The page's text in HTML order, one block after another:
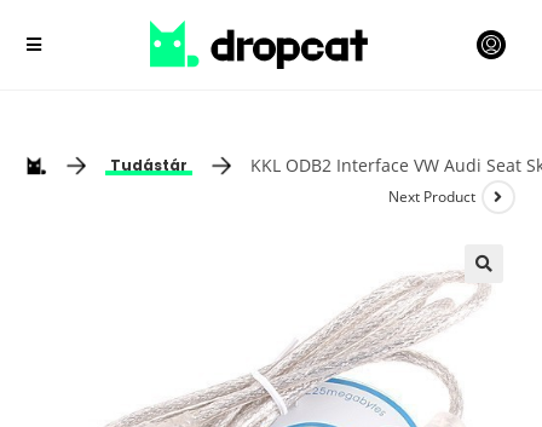
Tudástár KKL ODB2 Interface VW Audi Seat
Next Product